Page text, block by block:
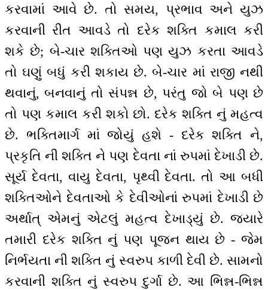
કરવામાં આવે છે. તો સમય, પ્રભાવ અને યુઝ
કરવાની રીત આવડે તો દરેક શક્તિ કમાલ કરી
શકે છે; બે-ચાર શક્તિઓ પણ યુઝ કરતા આવડે
તો ઘણું બધું કરી શકાય છે. બે-ચાર માં રાજી નથી
થવાનું, બનવાનું તો સંપન્ન છે, પરંતુ જો બે પણ છે
તો પણ કમાલ કરી શકો છો. દરેક શક્તિ નું મહત્વ
છે. ભક્તિમાર્ગ માં જોયું હશે - દરેક શક્તિ ને,
પ્રકૃતિ ની શક્તિ ને પણ દેવતા નાં રુપમાં દેખાડી છે.
સૂર્ય દેવતા, વાયુ દેવતા, પૃથ્વી દેવતા. તો આ બધી
શક્તિઓને દેવતાઓ કે દેવીઓનાં રુપમાં દેખાડી છે
અર્થાત્ એમનું એટલું મહત્વ દેખાડ્યું છે. જ્યારે
તમારી દરેક શક્તિ નું પણ પૂજન થાય છે - જેમ
નિર્ભયતા ની શક્તિ નું સ્વરુપ કાળી દેવી છે. સામનો
કરવાની શક્તિ નું સ્વરુપ દુર્ગા છે. આ ભિન્ન-ભિન્ન